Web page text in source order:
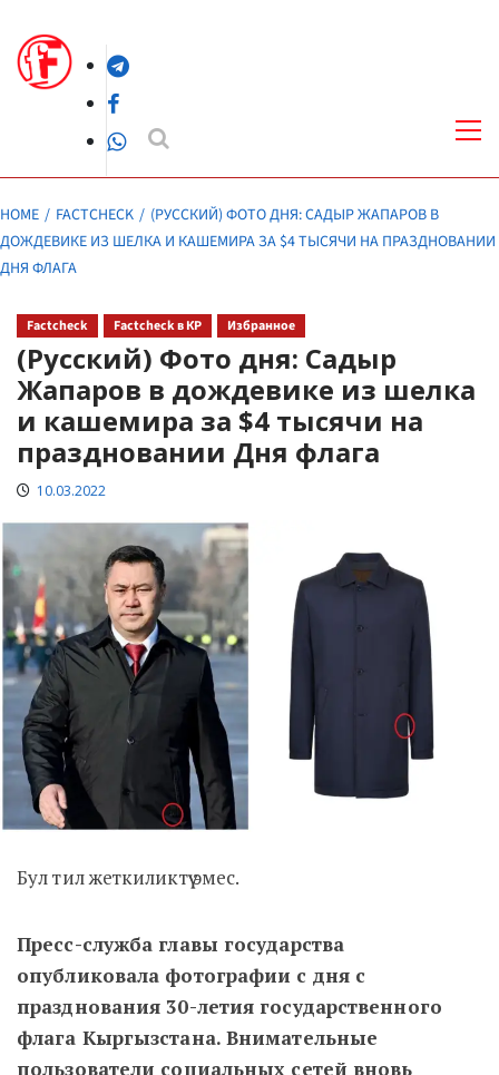
content
Telegram
Facebook
WhatsApp
HOME FACTCHECK
(РУССКИЙ) ФОТО ДНЯ: САДЫР ЖАПАРОВ В
ДОЖДЕВИКЕ ИЗ ШЕЛКА И КАШЕМИРА ЗА $4 ТЫСЯЧИ НА ПРАЗДНОВАНИИ
ДНЯ ФЛАГА
Factcheck Factcheck в КР Избранное
(Русский) Фото дня: Садыр
Жапаров в дождевике из шелка
и кашемира за $4 тысячи на
праздновании Дня флага
10.03.2022
Бул тил жеткиликтүү эмес.
Пресс-служба главы государства
опубликовала фотографии с дня с
празднования 30-летия государственного
флага Кыргызстана. Внимательные
пользователи социальных сетей вновь